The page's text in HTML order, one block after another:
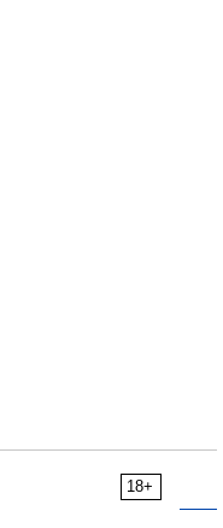
18+